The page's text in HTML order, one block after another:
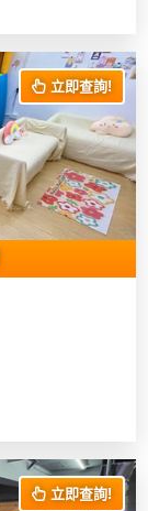
立即查詢!
立即查詢!